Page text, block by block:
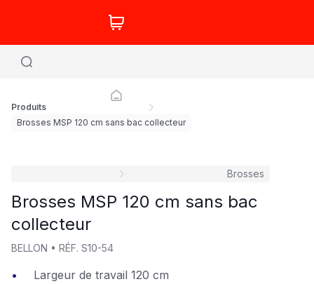
Produits
Brosses MSP 120 cm sans bac collecteur
Brosses
Brosses MSP 120 cm sans bac
collecteur
BELLON • RÉF. S10-54
Largeur de travail 120 cm